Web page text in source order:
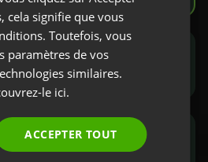
SPANISH
PORTUGUESE
cela signifie que vous
Toutefois, vous
paramètres de vos
similaires.
le ici.
ACCEPTER TOUT